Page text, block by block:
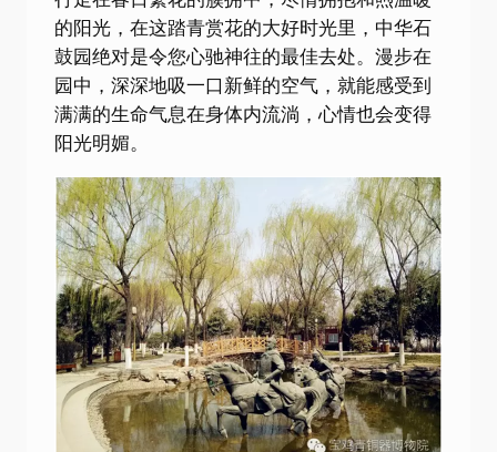
的阳光，在这踏青赏花的大好时光里，中华石
鼓园绝对是令您心驰神往的最佳去处。漫步在
园中，深深地吸一口新鲜的空气，就能感受到
满满的生命气息在身体内流淌，心情也会变得
阳光明媚。